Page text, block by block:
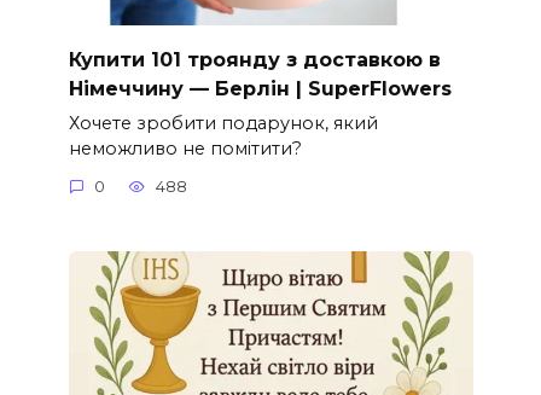
Купити 101 троянду з доставкою в
Німеччину — Берлін | SuperFlowers
Хочете зробити подарунок, який
неможливо не помітити?
0 488